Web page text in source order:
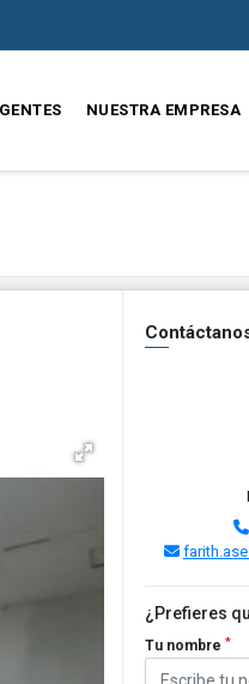
NUESTRA EMPRESA
¿Prefieres
Tu nombre *